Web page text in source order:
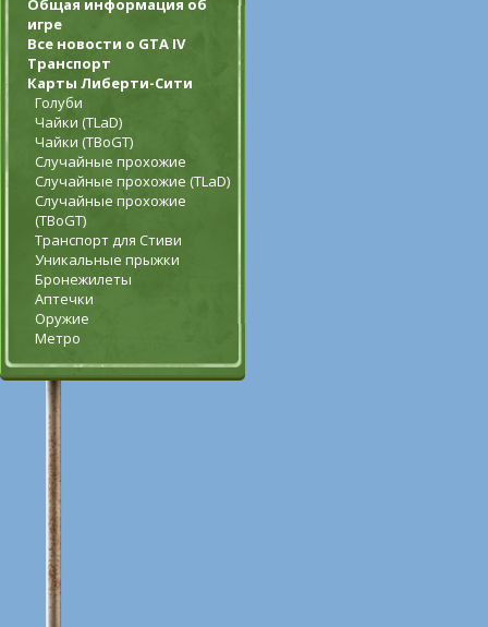
Общая информация об
игре
Все новости о GTA IV
Транспорт
Карты Либерти-Сити
Голуби
Чайки (TLaD)
Чайки (TBoGT)
Случайные прохожие
Случайные прохожие (TLaD)
Случайные прохожие
(TBoGT)
Транспорт для Стиви
Уникальные прыжки
Бронежилеты
Аптечки
Оружие
Метро